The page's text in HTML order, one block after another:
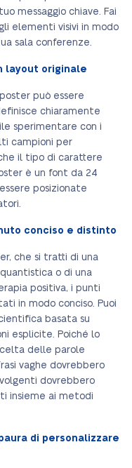
messaggio chiave. Fai
elementi visivi in modo
sala conferenze.
layout originale
può essere
chiaramente
sperimentare con i
campioni per
il tipo di carattere
è un font da 24
posizionate
conciso e distinto
che si tratti di una
o di una
positiva, i punti
in modo conciso. Puoi
basata su
esplicite. Poiché lo
delle parole
vaghe dovrebbero
dovrebbero
insieme ai metodi
di personalizzare